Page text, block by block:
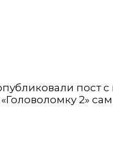
пост
2»